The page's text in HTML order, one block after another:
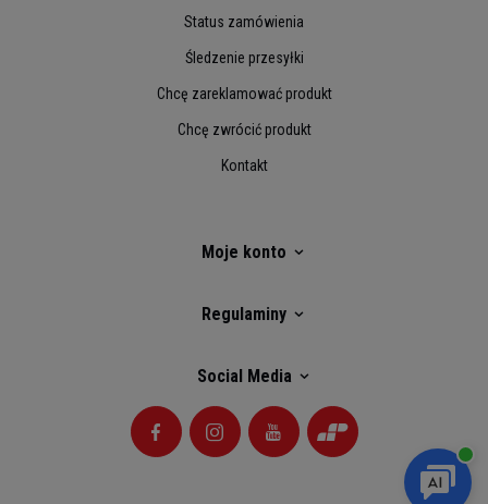
Status zamówienia
Śledzenie przesyłki
Chcę zareklamować produkt
Chcę zwrócić produkt
Kontakt
Moje konto
Regulaminy
Social Media